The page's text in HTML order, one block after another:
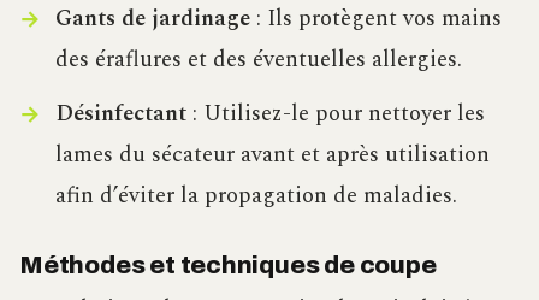
Gants de jardinage: Ils protègent vos mains
des éraflures et des éventuelles allergies.
Désinfectant: Utilisez-le pour nettoyer les
lames du sécateur avant et après utilisation
afin d’éviter la propagation de maladies.
Méthodes et techniques de coupe